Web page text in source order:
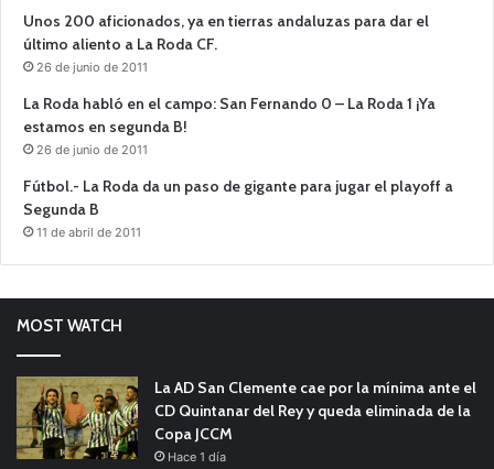
Unos 200 aficionados, ya en tierras andaluzas para dar el
último aliento a La Roda CF.
26 de junio de 2011
La Roda habló en el campo: San Fernando 0 – La Roda 1 ¡Ya
estamos en segunda B!
26 de junio de 2011
Fútbol.- La Roda da un paso de gigante para jugar el playoff a
Segunda B
11 de abril de 2011
MOST WATCH
La AD San Clemente cae por la mínima ante el
CD Quintanar del Rey y queda eliminada de la
Copa JCCM
Hace 1 día